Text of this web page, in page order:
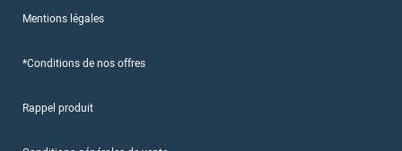
Mentions légales
*Conditions de nos offres
Rappel produit